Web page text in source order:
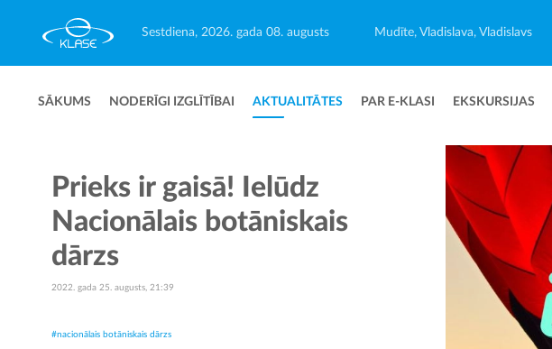
Sestdiena, 2026. gada 08. augusts Mudīte, Vladislava, Vladislavs
SĀKUMS NODERĪGI IZGLĪTĪBAI AKTUALITĀTES PAR E-KLASI EKSKURSIJAS
Prieks ir gaisā! Ielūdz
Nacionālais botāniskais
dārzs
2022. gada 25. augusts, 21:39
#nacionālais botāniskais dārzs